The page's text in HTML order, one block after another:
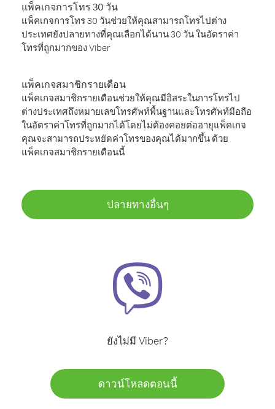
แพ็คเกจการโทร 30 วัน
แพ็คเกจการโทร 30 วันช่วยให้คุณสามารถโทรไปต่าง
ประเทศยังปลายทางที่คุณเลือกได้นาน 30 วัน ในอัตราค่า
โทรที่ถูกมากของ Viber
แพ็คเกจสมาชิกรายเดือน
แพ็คเกจสมาชิกรายเดือนช่วยให้คุณมีอิสระในการโทรไป
ต่างประเทศถึงหมายเลขโทรศัพท์พื้นฐานและโทรศัพท์มือถือ
ในอัตราค่าโทรที่ถูกมากได้โดยไม่ต้องคอยต่ออายุแพ็คเกจ
คุณจะสามารถประหยัดค่าโทรของคุณได้มากขึ้น ด้วย
แพ็คเกจสมาชิกรายเดือนนี้
ปลายทางอื่นๆ
ยังไม่มี Viber?
ดาวน์โหลดตอนนี้